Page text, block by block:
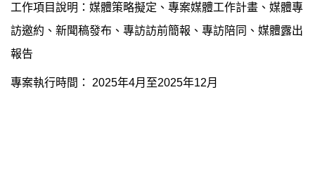
工作項目說明：媒體策略擬定、專案媒體工作計畫、媒體專
訪邀約、新聞稿發布、專訪訪前簡報、專訪陪同、媒體露出
報告
專案執行時間： 2025年4月至2025年12月